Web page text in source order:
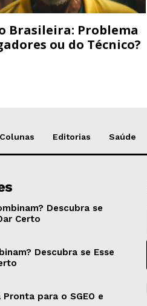
Brasileira: Problema
ou do Técnico?
Colunas Editorias Saúde
Descubra se
Certo
Descubra se Esse
para o SGEO e